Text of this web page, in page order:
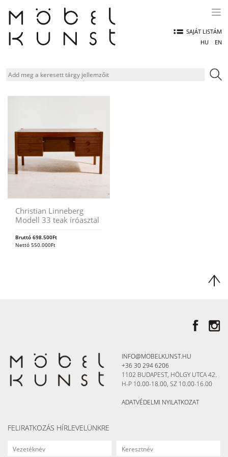
content
SAJÁT LISTÁM
HU
EN
Christian Linneberg
Modell 33 teak íróasztal
Bruttó 698.500Ft
Nettó 550.000Ft
INFO@MOBELKUNST.HU
+36 30 294 6206
1102 BUDAPEST, HÖLGY UTCA 42.
H-P 10.00-18.00, SZ 10.00-16.00
ADATVÉDELMI NYILATKOZAT
FELIRATKOZÁS HÍRLEVELÜNKRE